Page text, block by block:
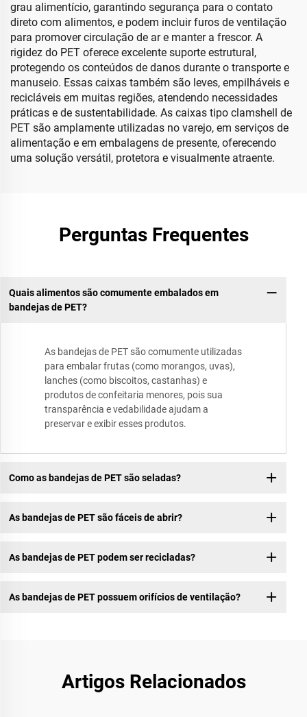
grau alimentício, garantindo segurança para o contato
direto com alimentos, e podem incluir furos de ventilação
para promover circulação de ar e manter a frescor. A
rigidez do PET oferece excelente suporte estrutural,
protegendo os conteúdos de danos durante o transporte e
manuseio. Essas caixas também são leves, empilháveis e
recicláveis em muitas regiões, atendendo necessidades
práticas e de sustentabilidade. As caixas tipo clamshell de
PET são amplamente utilizadas no varejo, em serviços de
alimentação e em embalagens de presente, oferecendo
uma solução versátil, protetora e visualmente atraente.
Perguntas Frequentes
Quais alimentos são comumente embalados em
bandejas de PET?
As bandejas de PET são comumente utilizadas
para embalar frutas (como morangos, uvas),
lanches (como biscoitos, castanhas) e
produtos de confeitaria menores, pois sua
transparência e vedabilidade ajudam a
preservar e exibir esses produtos.
Como as bandejas de PET são seladas?
As bandejas de PET são fáceis de abrir?
As bandejas de PET podem ser recicladas?
As bandejas de PET possuem orifícios de ventilação?
Artigos Relacionados